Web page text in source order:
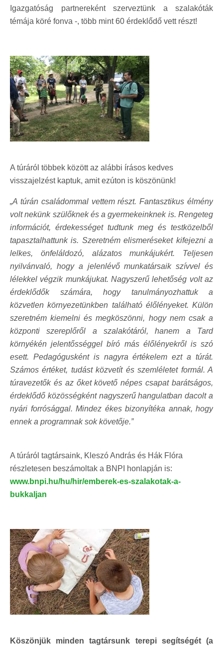
Igazgatóság partnereként szerveztünk a szalakóták
témája köré fonva -, több mint 60 érdeklődő vett részt!
A túráról többek között az alábbi írásos kedves
visszajelzést kaptuk, amit ezúton is köszönünk!
„A túrán családommal vettem részt. Fantasztikus élmény
volt nekünk szülőknek és a gyermekeinknek is. Rengeteg
információt, érdekességet tudtunk meg és testközelből
tapasztalhattunk is. Szeretném elismeréseket kifejezni a
lelkes, önfeláldozó, alázatos munkájukért. Teljesen
nyilvánvaló, hogy a jelenlévő munkatársaik szívvel és
lélekkel végzik munkájukat. Nagyszerű lehetőség volt az
érdeklődők számára, hogy tanulmányozhattuk a
közvetlen környezetünkben található élőlényeket. Külön
szeretném kiemelni és megköszönni, hogy nem csak a
központi szereplőről a szalakótáról, hanem a Tard
környékén jelentősséggel bíró más élőlényekről is szó
esett. Pedagógusként is nagyra értékelem ezt a túrát.
Számos értéket, tudást közvetít és szemléletet formál. A
túravezetők és az őket követő népes csapat barátságos,
érdeklődő közösségként nagyszerű hangulatban dacolt a
nyári forrósággal. Mindez ékes bizonyítéka annak, hogy
ennek a programnak sok követője.”
A túráról tagtársaink, Kleszó András és Hák Flóra
részletesen beszámoltak a BNPI honlapján is:
www.bnpi.hu/hu/hir/emberek-es-szalakotak-a-
bukkaljan
Köszönjük minden tagtársunk terepi segítségét (a